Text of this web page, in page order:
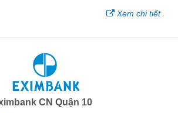
Xem chi tiết
CN Quận 10